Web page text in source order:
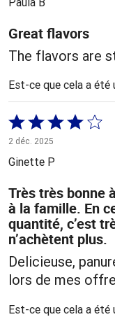
Great flavors
The flavors are
Est-ce que cela a été
Coté
4 sur
5
2 déc. 2025
Ginette P
Très très bonne
à la famille. En
quantité, c’est
n’achètent plus.
Delicieuse,
lors de mes
Est-ce que cela a été